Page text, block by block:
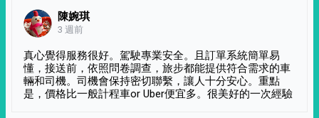
陳婉琪
3 週前
真心覺得服務很好。駕駛專業安全。且訂單系統簡單易
懂，接送前，依照問卷調查，旅步都能提供符合需求的車
輛和司機。司機會保持密切聯繫，讓人十分安心。重點
是，價格比一般計程車or Uber便宜多。很美好的一次經驗